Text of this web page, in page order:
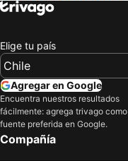
Elige tu país
Agregar en Google
Encuentra nuestros resultados
fácilmente: agrega trivago como
fuente preferida en Google.
Compañía